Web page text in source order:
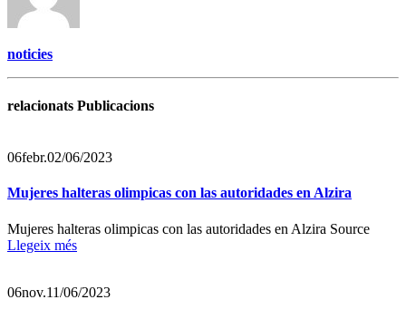
noticies
relacionats Publicacions
06febr.02/06/2023
Mujeres halteras olimpicas con las autoridades en Alzira
Mujeres halteras olimpicas con las autoridades en Alzira Source
Llegeix més
06nov.11/06/2023